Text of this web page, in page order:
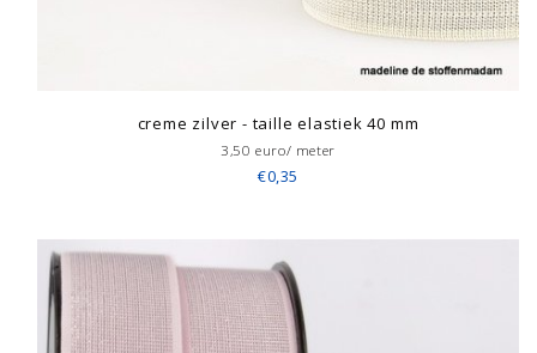
creme zilver - taille elastiek 40 mm
3,50 euro/ meter
€0,35